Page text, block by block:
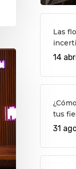
Las
14
tus
31